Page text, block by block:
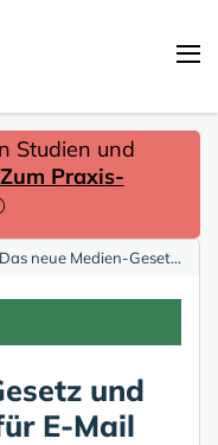
Studien und
Zum Praxis-
E-Mail Blog: Das neue Medien-Gesetz und die Konsequenzen für E-Mail-Marketing
und
E-Mail